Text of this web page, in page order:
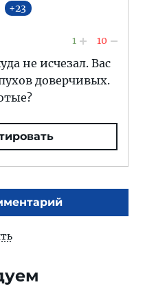
23
1 10
не исчезал. Вас
доверчивых.